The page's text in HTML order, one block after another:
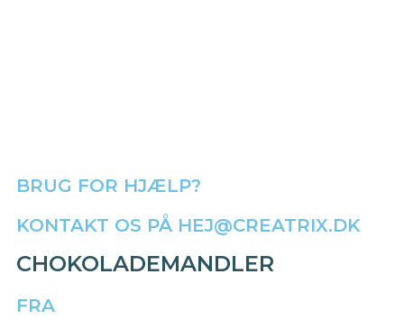
BRUG FOR HJÆLP?
KONTAKT OS PÅ HEJ@CREATRIX.DK
CHOKOLADEMANDLER
FRA